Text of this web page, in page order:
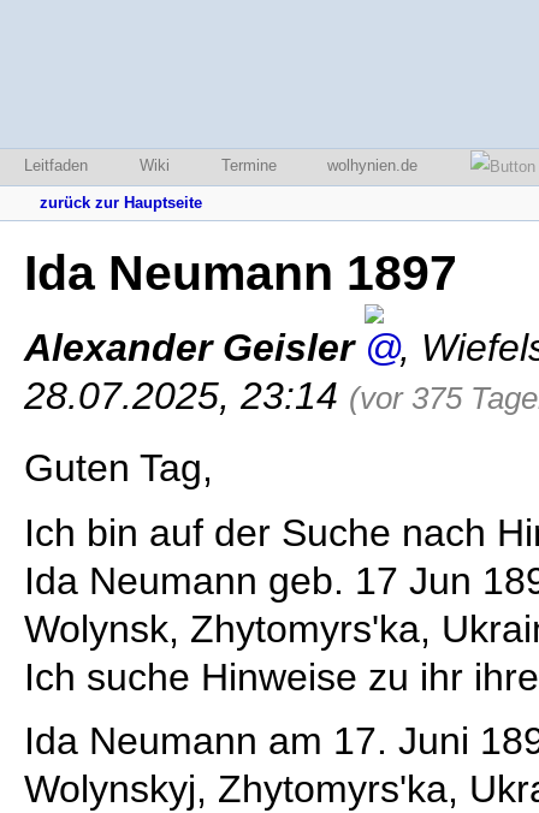
Leitfaden Wiki Termine wolhynien.de
zurück zur Hauptseite
Ida Neumann 1897
Alexander Geisler ,
28.07.2025, 23:14 (vor 375
Guten Tag,
Ich bin auf der Suche nach
Ida Neumann geb. 17 Jun
Wolynsk, Zhytomyrs'ka,
Ich suche Hinweise zu ihr
Ida Neumann am 17. Juni
Wolynskyj, Zhytomyrs'ka,